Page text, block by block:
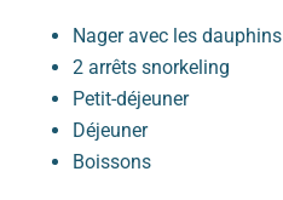
Nager avec les dauphins
2 arrêts snorkeling
Petit-déjeuner
Déjeuner
Boissons